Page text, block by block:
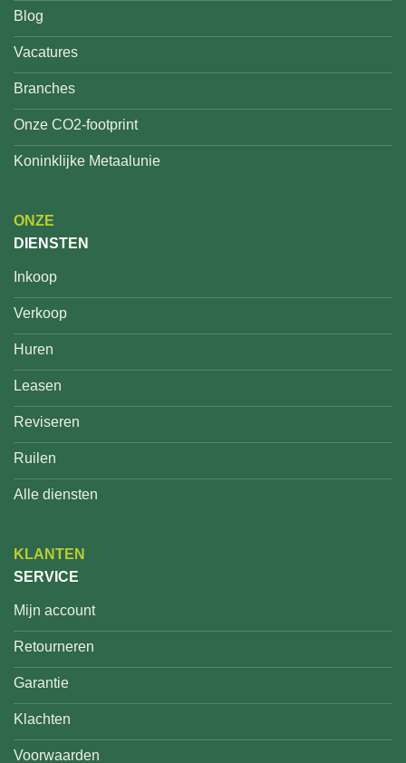
Blog
Vacatures
Branches
Onze CO2-footprint
Koninklijke Metaalunie
ONZE
DIENSTEN
Inkoop
Verkoop
Huren
Leasen
Reviseren
Ruilen
Alle diensten
KLANTEN
SERVICE
Mijn account
Retourneren
Garantie
Klachten
Voorwaarden